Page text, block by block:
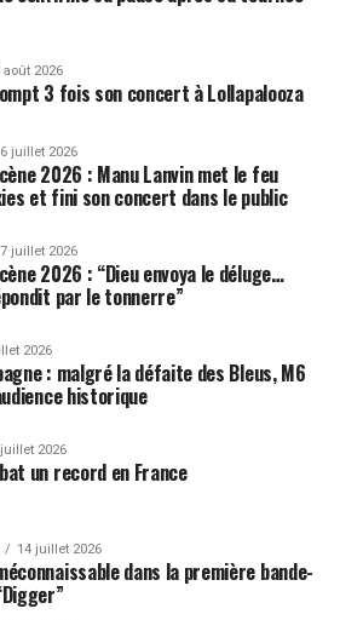
août 2026
3 fois son concert à Lollapalooza
juillet 2026
2026 : Manu Lanvin met le feu
et fini son concert dans le public
juillet 2026
2026 : “Dieu envoya le déluge…
par le tonnerre”
2026
: malgré la défaite des Bleus, M6
historique
2026
un record en France
14 juillet 2026
dans la première bande-